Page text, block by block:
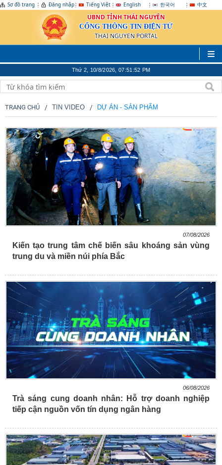
Sơ đồ trang Đăng nhập Tiếng Việt English 한국어 中文
UBND TỈNH THÁI NGUYÊN
CỔNG THÔNG TIN ĐIỆN TỬ
THAI NGUYEN PORTAL
Thứ 2, 10/8/2026, 07:51:55 PM
TRANG CHỦ TIN VIDEO DỰ ÁN - SẢN PHẨM
07/08/2026
Kiến tạo trung tâm chế biến sâu khoáng sản vùng
trung du và miền núi phía Bắc
06/08/2026
Trà sáng cung doanh nhân: Hỗ trợ doanh nghiệp
tiếp cận nguồn vốn tín dụng ngân hàng